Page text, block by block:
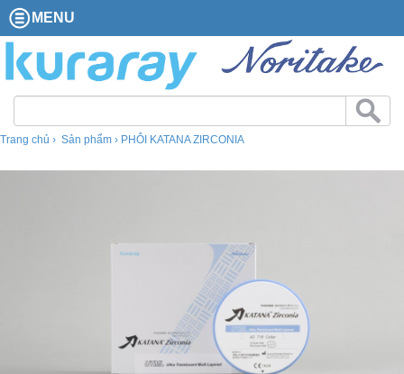
MENU
Trang chủ Sản phẩm PHÔI KATANA ZIRCONIA